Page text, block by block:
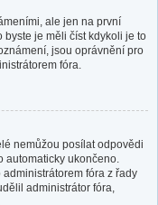
ale jen na první
je měli číst kdykoli je to
jsou oprávnění pro
fóra.
nemůžou posílat odpovědi
automaticky ukončeno.
fóra z řady
administrátor fóra,